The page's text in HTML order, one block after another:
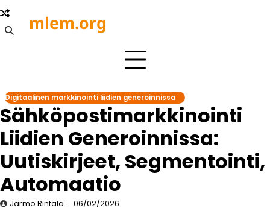
Skip
to
content
mlem.org
Digitaalinen markkinointi liidien generoinnissa
Sähköpostimarkkinointi
Liidien Generoinnissa:
Uutiskirjeet, Segmentointi,
Automaatio
Jarmo Rintala 06/02/2026